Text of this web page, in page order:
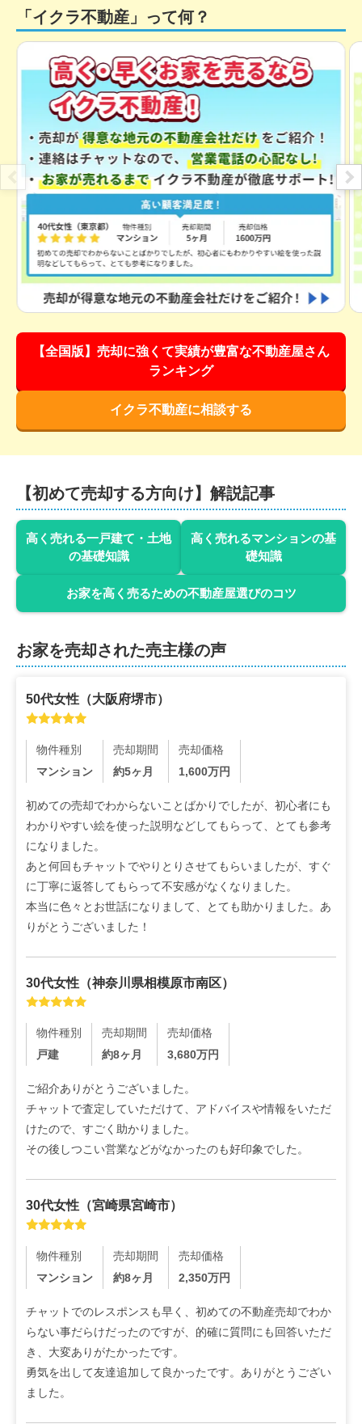
「イクラ不動産」って何？
【全国版】売却に強くて実績が豊富な不動産屋さん
ランキング
イクラ不動産に相談する
【初めて売却する方向け】解説記事
高く売れる一戸建て・土地
の基礎知識
高く売れるマンションの基
礎知識
お家を高く売るための不動産屋選びのコツ
お家を売却された売主様の声
50代女性 （大阪府堺市）
物件種別
マンション
売却期間
約5ヶ月
売却価格
1,600万円
初めての売却でわからないことばかりでしたが、初心者にも
わかりやすい絵を使った説明などしてもらって、とても参考
になりました。
あと何回もチャットでやりとりさせてもらいましたが、すぐ
に丁寧に返答してもらって不安感がなくなりました。
本当に色々とお世話になりまして、とても助かりました。あ
りがとうございました！
30代女性 （神奈川県相模原市南区）
物件種別
戸建
売却期間
約8ヶ月
売却価格
3,680万円
ご紹介ありがとうございました。
チャットで査定していただけて、アドバイスや情報をいただ
けたので、すごく助かりました。
その後しつこい営業などがなかったのも好印象でした。
30代女性 （宮崎県宮崎市）
物件種別
マンション
売却期間
約8ヶ月
売却価格
2,350万円
チャットでのレスポンスも早く、初めての不動産売却でわか
らない事だらけだったのですが、的確に質問にも回答いただ
き、大変ありがたかったです。
勇気を出して友達追加して良かったです。ありがとうござい
ました。